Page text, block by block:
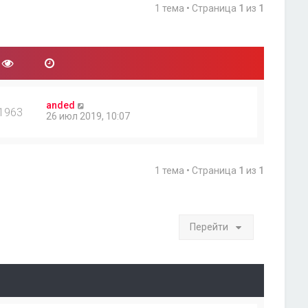
1 тема • Страница 1 из 1
anded
26 июл 2019, 10:07
1 тема • Страница 1 из 1
Перейти